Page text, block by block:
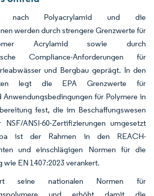
nach Polyacrylamid und die
werden durch strengere Grenzwerte für
Acrylamid sowie durch
Compliance-Anforderungen für
und Bergbau geprägt. In den
legt die EPA Grenzwerte für
Anwendungsbedingungen für Polymere in
fest, die im Beschaffungswesen
ANSI-60-Zertifizierungen umgesetzt
ist der Rahmen in den REACH-
und einschlägigen Normen für die
EN 1407:2023 verankert.
seine nationalen Normen für